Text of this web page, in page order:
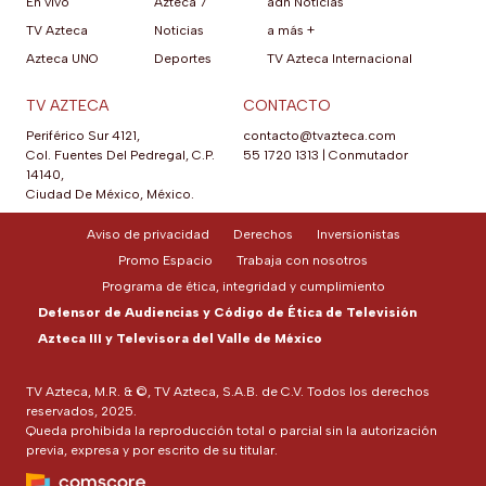
TV Azteca
Azteca UNO
Noticias
Deportes
a más +
TV Azteca Internacional
TV AZTECA
Periférico Sur 4121,
Col. Fuentes Del Pedregal, C.P.
14140,
Ciudad De México, México.
CONTACTO
contacto@tvazteca.com
55 1720 1313
Conmutador
TV Azteca, M.R. & ©, TV Azteca, S.A.B. de C.V. Todos los derechos
reservados, 2025.
Queda prohibida la reproducción total o parcial sin la autorización
previa, expresa y por escrito de su titular.
Aviso de privacidad Derechos
Inversionistas
Promo Espacio
Trabaja con nosotros
Programa de ética, integridad y cumplimiento
Defensor de Audiencias y Código de Ética de Televisión
Azteca III y Televisora del Valle de México